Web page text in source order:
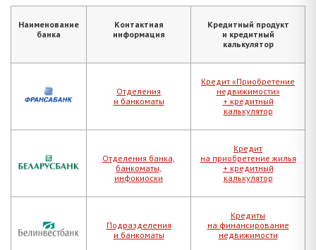
Наименование
банка
Контактная
информация
Кредитный продукт
и кредитный
калькулятор
Отделения
и банкоматы
Кредит «Приобретение
недвижимости»
+ кредитный
калькулятор
Отделения банка,
банкоматы,
инфокиоски
Кредит
на приобретение жилья
+ кредитный
калькулятор
Подразделения
и банкоматы
Кредиты
на финансирование
недвижимости